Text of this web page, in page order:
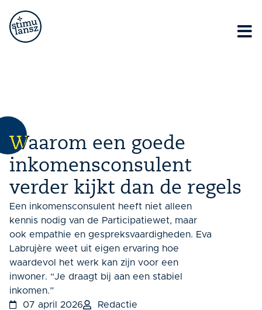
Ut elit tellus, luctus nec ullamcorper mattis, pulvinar
dapibus leo.
Waarom een goede
inkomensconsulent
verder kijkt dan de regels
Een inkomensconsulent heeft niet alleen
kennis nodig van de Participatiewet, maar
ook empathie en gespreksvaardigheden. Eva
Labrujère weet uit eigen ervaring hoe
waardevol het werk kan zijn voor een
inwoner. “Je draagt bij aan een stabiel
inkomen.”
07 april 2026
Redactie